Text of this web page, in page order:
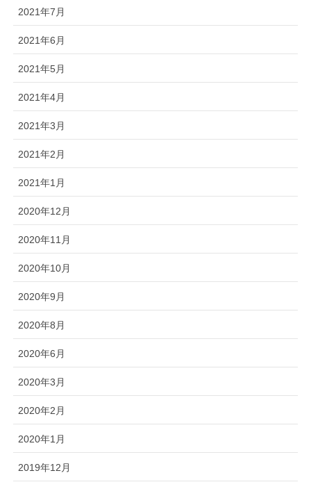
2021年7月
2021年6月
2021年5月
2021年4月
2021年3月
2021年2月
2021年1月
2020年12月
2020年11月
2020年10月
2020年9月
2020年8月
2020年6月
2020年3月
2020年2月
2020年1月
2019年12月